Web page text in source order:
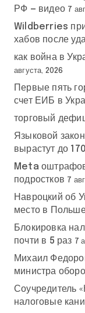
РФ — видео 7
Wildberries
хабов после
как война в
августа, 2026
Первые пять
счет ЕИБ в
торговый
Языковой
вырастут до
Meta
подростков 7
Навроцкий об
место в
Блокировка
почти в 5 раз 7
Михаил
министра
Соучредитель
налоговые